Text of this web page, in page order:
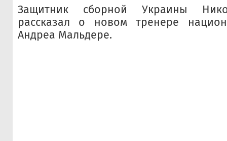
Защитник сборной Украины
рассказал о новом тренере
Андреа Мальдере.